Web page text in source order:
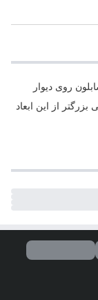
روی دیوار
از این ابعاد